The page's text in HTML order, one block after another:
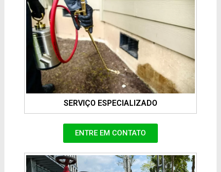
SERVIÇO ESPECIALIZADO
ENTRE EM CONTATO